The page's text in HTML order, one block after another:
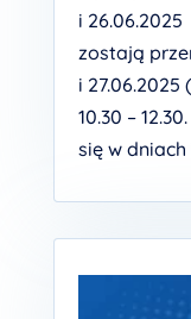
i
zostają
i
10.30 –
się w dniach